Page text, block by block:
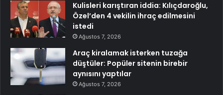
Kulisleri karıştıran iddia: Kılıçdaroğlu,
Özel’den 4 vekilin ihraç edilmesini
istedi
Ağustos 7, 2026
Araç kiralamak isterken tuzağa
düştüler: Popüler sitenin birebir
aynısını yaptılar
Ağustos 7, 2026